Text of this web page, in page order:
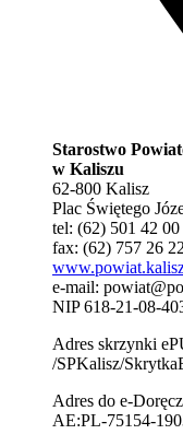
Starostwo
w Kaliszu
62-800 Kalisz
Plac Świętego
tel: (62) 501 42 00
fax: (62) 757 26 22
e-mail:
NIP 618-21-08-
Adres skrzynki
/SPKalisz/
Adres do e-
AE:PL-75154-